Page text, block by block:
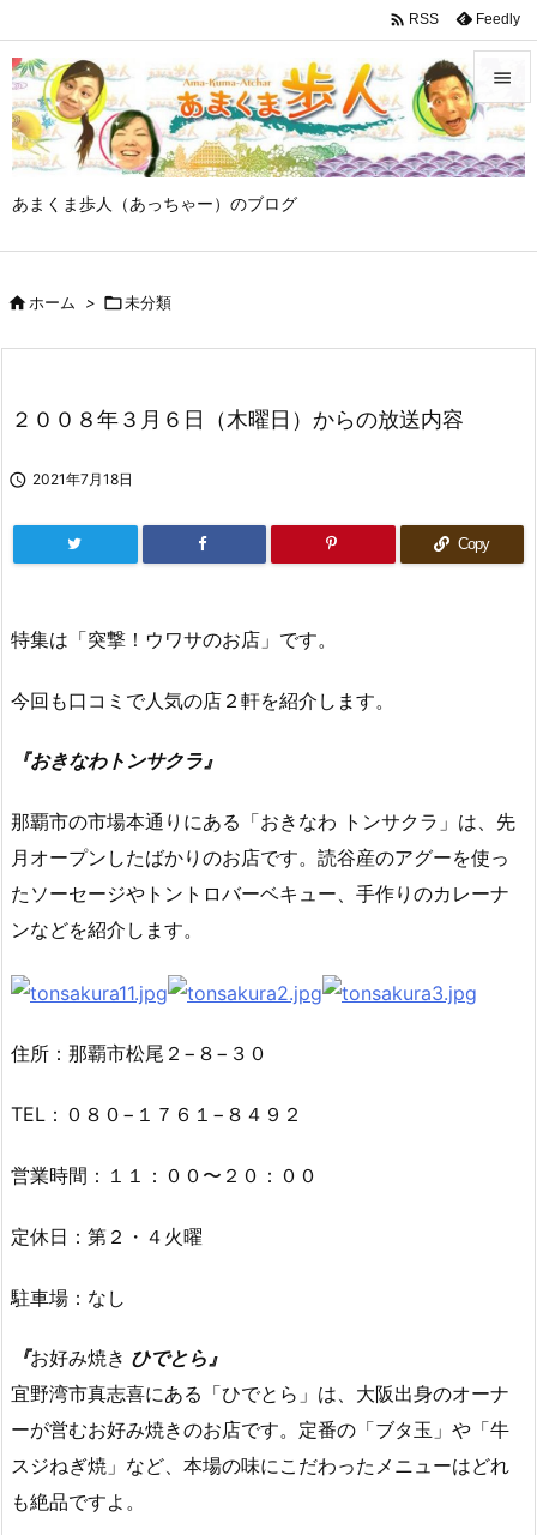
あまくま歩人（あっちゃー）のブログ


メニュ

 RSS Feedly
ホーム > 未分類
２００８年３月６日（木曜日）からの放送内容
 2021年7月18日
Copy
特集は「突撃！ウワサのお店」です。
今回も口コミで人気の店２軒を紹介します。
『おきなわトンサクラ』
那覇市の市場本通りにある「おきなわ トンサクラ」は、先
月オープンしたばかりのお店です。読谷産のアグーを使っ
たソーセージやトントロバーベキュー、手作りのカレーナ
ンなどを紹介します。
住所：那覇市松尾２−８−３０
TEL：０８０−１７６１−８４９２
営業時間：１１：００〜２０：００
定休日：第２・４火曜
駐車場：なし
『お好み焼き ひでとら』
宜野湾市真志喜にある「ひでとら」は、大阪出身のオーナ
ーが営むお好み焼きのお店です。定番の「ブタ玉」や「牛
スジねぎ焼」など、本場の味にこだわったメニューはどれ
も絶品ですよ。